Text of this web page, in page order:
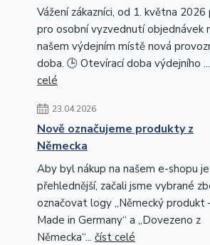
Vážení zákazníci, od 1. května
pro osobní vyzvednutí objednávek
našem výdejním místě nová
doba. 🕒 Otevírací doba výdejního ...
celé
23.04.2026
Nově označujeme produkty z
Německa
Aby byl nákup na našem e-shopu
přehlednější, začali jsme vybrané
označovat logy „Německý produkt
Made in Germany“ a „Dovezeno z
Německa“... číst celé